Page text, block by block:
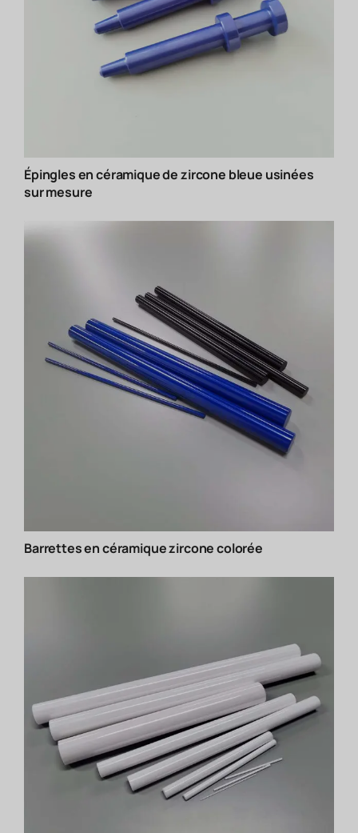
Épingles en céramique de zircone bleue usinées
sur mesure
Barrettes en céramique zircone colorée